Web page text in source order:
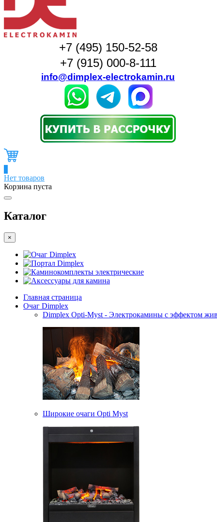
+7 (495) 150-52-58
+7 (915) 000-8-111
info@dimplex-electrokamin.ru
Нет товаров
Корзина пуста
Каталог
×
Очаг Dimplex
Портал Dimplex
Каминокомплекты электрические
Аксессуары для камина
Главная страница
Очаг Dimplex
Dimplex Opti-Myst - Электрокамины с эффектом
Широкие очаги Opti Myst